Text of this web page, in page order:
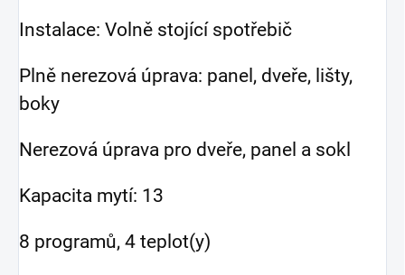
Instalace: Volně stojící spotřebič
Plně nerezová úprava: panel, dveře, lišty,
boky
Nerezová úprava pro dveře, panel a sokl
Kapacita mytí: 13
8 programů, 4 teplot(y)